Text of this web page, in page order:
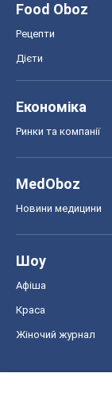
Food Oboz
Рецепти
Дієти
Економіка
Ринки та компанії
MedOboz
Новини медицини
Шоу
Афіша
Краса
Жіночий журнал